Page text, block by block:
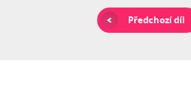
Předchozí díl